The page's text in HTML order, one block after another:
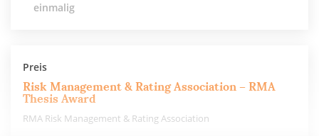
einmalig
Preis
Risk Management & Rating Association – RMA
Thesis Award
RMA Risk Management & Rating Association